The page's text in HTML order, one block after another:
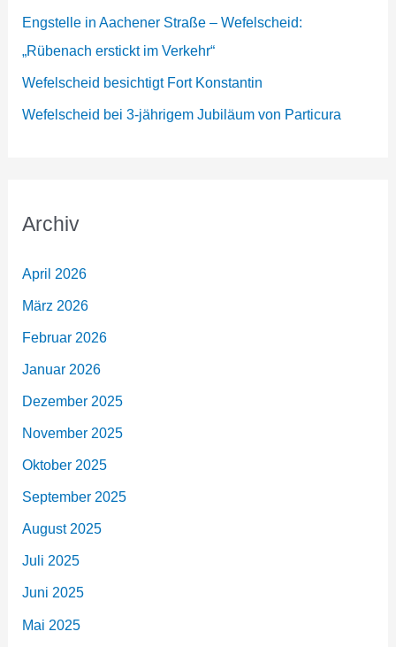
Engstelle in Aachener Straße – Wefelscheid:
„Rübenach erstickt im Verkehr“
Wefelscheid besichtigt Fort Konstantin
Wefelscheid bei 3-jährigem Jubiläum von Particura
Archiv
April 2026
März 2026
Februar 2026
Januar 2026
Dezember 2025
November 2025
Oktober 2025
September 2025
August 2025
Juli 2025
Juni 2025
Mai 2025